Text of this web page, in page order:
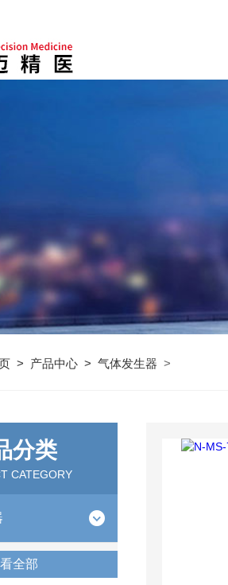
> 产品中心 > 气体发生器 >
分类
CATEGORY
全部